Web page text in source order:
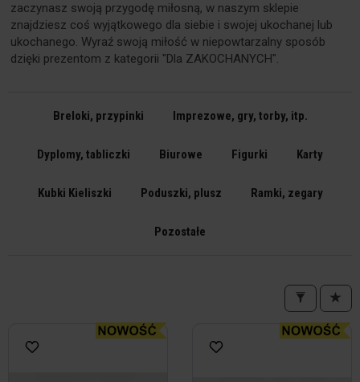
zaczynasz swoją przygodę miłosną, w naszym sklepie
znajdziesz coś wyjątkowego dla siebie i swojej ukochanej lub
ukochanego. Wyraź swoją miłość w niepowtarzalny sposób
dzięki prezentom z kategorii "Dla ZAKOCHANYCH".
Breloki, przypinki Imprezowe, gry, torby, itp.
Dyplomy, tabliczki Biurowe Figurki Karty
Kubki Kieliszki Poduszki, plusz Ramki, zegary
Pozostałe